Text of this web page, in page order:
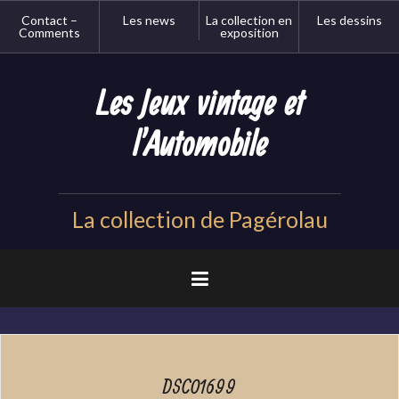
Contact –
Comments
Les news
La collection en
exposition
Les dessins
Les Jeux vintage et
l'Automobile
La collection de Pagérolau
DSC01699